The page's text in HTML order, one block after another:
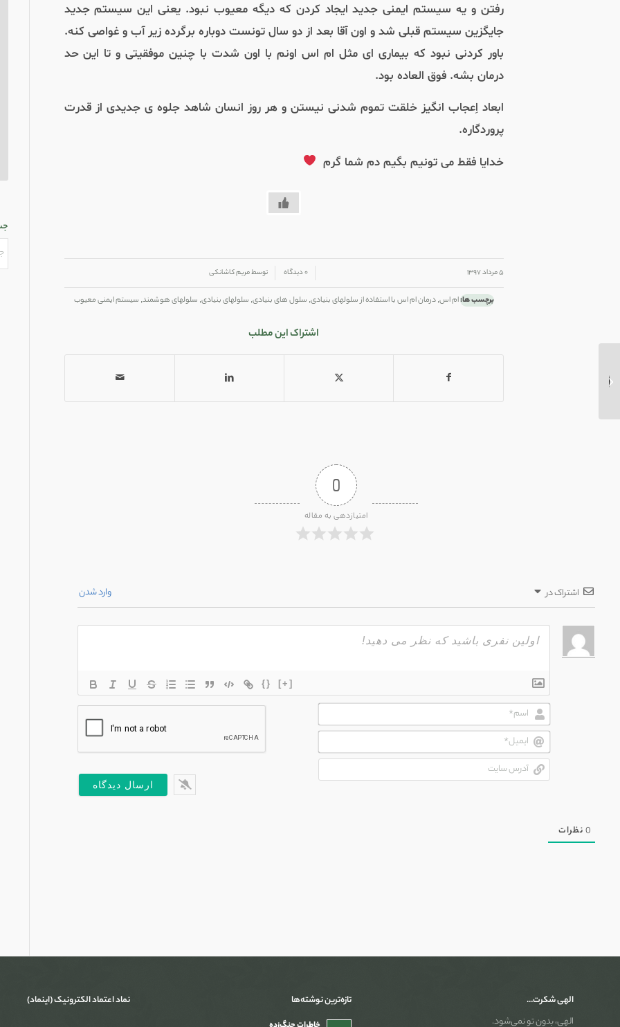
رفتن و یه سیستم ایمنی جدید ایجاد کردن که دیگه معیوب نبود. یعنی این سیستم جدید
جایگزین سیستم قبلی شد و اون آقا بعد از دو سال تونست دوباره برگرده زیر آب و غواصی کنه.
باور کردنی نبود که بیماری ای مثل ام اس اونم با اون شدت با چنین موفقیتی و تا این حد
درمان بشه. فوق العاده بود.
ابعاد اِعجاب انگیز خلقت تموم شدنی نیستن و هر روز انسان شاهد جلوه ی جدیدی از قدرت
پروردگاره.
خدایا فقط می تونیم بگیم دم شما گرم
۵ مرداد ۱۳۹۷ ۰ دیدگاه توسطمریم کاشانکی
برچسب ها:ام اس,درمان ام اس با استفاده از سلولهای بنیادی, سلول های بنیادی, سلولهای بنیادی, سلولهای هوشمند, سیستم ایمنی معیوب
اشتراک این مطلب
0
امتیازدهی به مقاله
اشتراک در وارد شدن
{} [+]
اسم*
ایمیل*
آدرس
سایت
0نظرات
الهی شکرت…
الهی، بدون تو نمی‌شود.
تازه‌ترین نوشته‌ها نماد اعتماد الکترونیک (اینماد)